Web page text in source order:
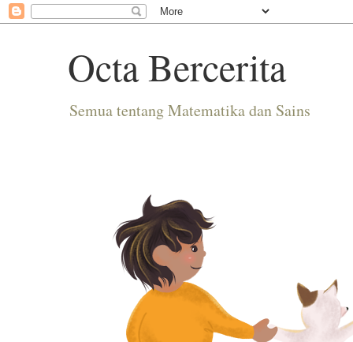
Octa Bercerita
Semua tentang Matematika dan Sains